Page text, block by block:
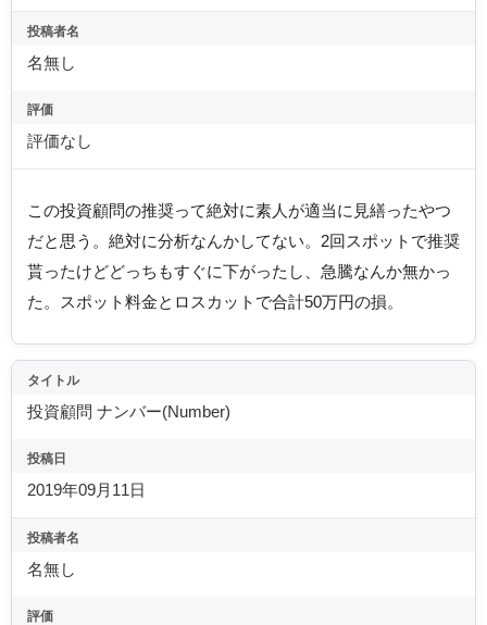
投稿者名
名無し
評価
評価なし
この投資顧問の推奨って絶対に素人が適当に見繕ったやつ
だと思う。絶対に分析なんかしてない。2回スポットで推奨
貰ったけどどっちもすぐに下がったし、急騰なんか無かっ
た。スポット料金とロスカットで合計50万円の損。
タイトル
投資顧問 ナンバー(Number)
投稿日
2019年09月11日
投稿者名
名無し
評価